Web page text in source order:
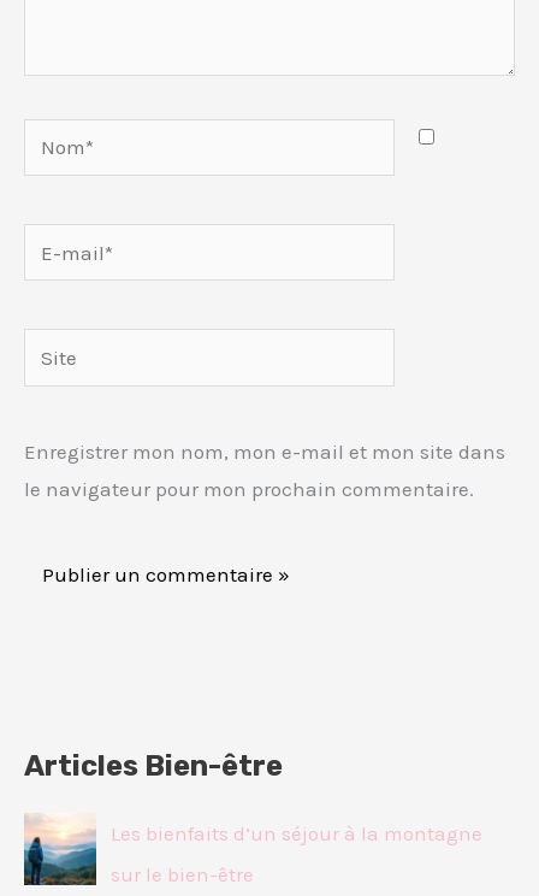
mail*
Site
Enregistrer mon nom, mon e-mail et mon site dans
le navigateur pour mon prochain commentaire.
Articles Bien-être
Les bienfaits d’un séjour à la montagne
sur le bien-être